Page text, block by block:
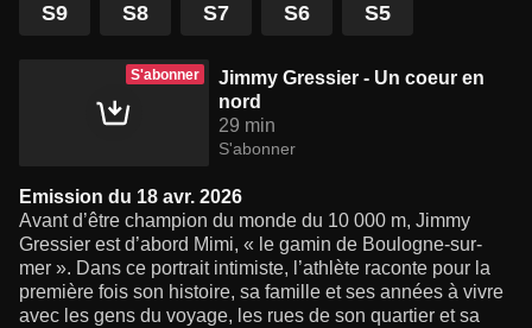
S9 S8 S7 S6 S5
S'abonner
Jimmy Gressier - Un coeur en
nord
29 min
S'abonner
Emission du 18 avr. 2026
Avant d’être champion du monde du 10 000 m, Jimmy
Gressier est d’abord Mimi, « le gamin de Boulogne-sur-
mer ». Dans ce portrait intimiste, l’athlète raconte pour la
première fois son histoire, sa famille et ses années à vivre
avec les gens du voyage, les rues de son quartier et sa